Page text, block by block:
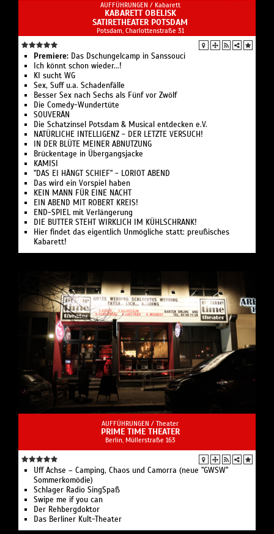
AUFFÜHRUNGEN / Kabarett
KABARETT OBELISK
SATIRETHEATER POTSDAM
Potsdam, Charlottenstraße 31
Premiere: Das Dschungelcamp in Sanssouci
Ich könnt schon wieder...!
KI sucht WG
Sex, Suff u.a. Schadenfälle
Besser Sex nach Sechs als Fünf vor Zwölf
Die Comedy-Wundertüte
SOUVERÄN
Die Schatzinsel Potsdam & Musical entdecken e.V.
NATÜRLICHE INTELLIGENZ - DER LETZTE VERSUCH!
IN DER BLÜTE MEINER ABNUTZUNG
Brückentage in Übergangsjacke
KAMISI
"DAS EI HÄNGT SCHIEF" - LORIOT ABEND
Das wird ein Vorspiel haben
KEIN MANN FÜR EINE NACHT
EIN ABEND MIT ROBERT KREIS!
END-SPIEL mit Verlängerung
DIE BUTTER STEHT WIRKLICH IM KÜHLSCHRANK!
Hier findet das eigentlich Unmögliche statt: preußisches
Kabarett!
AUFFÜHRUNGEN / Theater
PRIME TIME THEATER
Berlin, ​Müllerstraße 163
Uff Achse – Camping, Chaos und Camorra (neue "GWSW"
Sommerkomödie)
Schlager Radio SingSpaß
Swipe me if you can
Der Rehbergdoktor
Das Berliner Kult-Theater